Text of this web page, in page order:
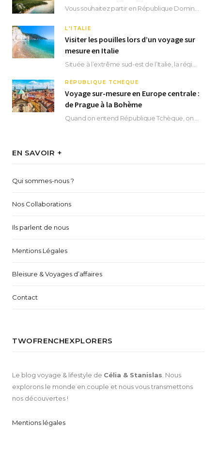
L'ITALIE
Visiter les pouilles lors d’un voyage sur
mesure en Italie
RÉPUBLIQUE TCHÈQUE
Voyage sur-mesure en Europe centrale :
de Prague à la Bohème
EN SAVOIR +
Qui sommes-nous ?
Nos Collaborations
Ils parlent de nous
Mentions Légales
Bleisure & Voyages d’affaires
Contact
TWOFRENCHEXPLORERS
Le blog voyage & lifestyle de Célia & Stanislas . Nous
explorons le monde en couple et nous vous transmettons
nos découvertes !
Mentions légales